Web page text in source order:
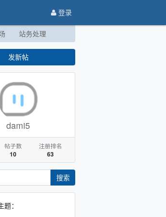
登录
站务处理
发新帖
dami5
帖子数
10
注册排名
63
搜索
：